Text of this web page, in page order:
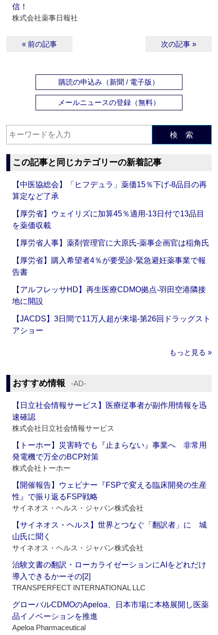
信！
株式会社薬事日報社
« 前の記事 次の記事 »
購読の申込み（新聞 / 電子版）
メールニュースの登録（無料）
検 索
この記事と同じカテゴリーの新着記事
【中医協総会】「ヒフデュラ」薬価15％下げ‐8品目の再
算定など了承
【厚労省】ウェイリズに加算45％適用‐13日付で13品目
を薬価収載
【厚労省人事】薬剤管理官に大原氏‐薬事企画官は稲角氏
【厚労省】購入希望者4％が要受診‐緊急避妊薬事業で報
告書
【アルフレッサHD】再生医療CDMO拠点‐羽田空港隣接
地に開設
【JACDS】3日間で11万人超が来場‐第26回ドラッグスト
アショー
もっと見る »
おすすめ情報 ‐AD‐
【日立社会情報サービス】医療従事者が副作用情報を迅
速確認
株式会社日立社会情報サービス
【トーホー】災害時でも『止まらない』事業へ 非常用
発電機で万全のBCP対策
株式会社トーホー
【開催報告】ウェビナー『FSPで変える臨床開発の生産
性』で振り返るFSP戦略
サイネオス・ヘルス・ジャパン株式会社
【サイネオス・ヘルス】世界とつなぐ「翻訳者」に 城
山氏に聞く
サイネオス・ヘルス・ジャパン株式会社
治験文書の翻訳・ローカライゼーションにAIをどれだけ
導入できるかーその[2]
TRANSPERFECT INTERNATIONAL LLC
グローバルCDMOのApeloa、日本市場に本格展開し医薬
品イノベーションを推進
Apeloa Pharmaceutical